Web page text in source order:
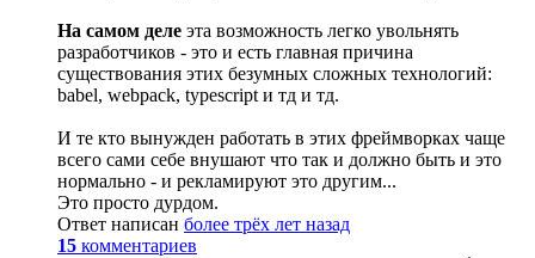
На самом деле эта возможность легко увольнять
разработчиков - это и есть главная причина
существования этих безумных сложных технологий:
babel, webpack, typescript и тд и тд.
И те кто вынужден работать в этих фреймворках чаще
всего сами себе внушают что так и должно быть и это
нормально - и рекламируют это другим...
Это просто дурдом.
Ответ написан более трёх лет назад
15 комментариев